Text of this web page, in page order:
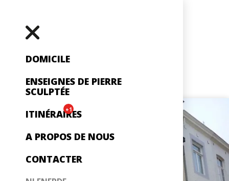
DOMICILE
ENSEIGNES DE PIERRE
SCULPTÉE
ITINÉRAIRES
+1
A PROPOS DE NOUS
CONTACTER